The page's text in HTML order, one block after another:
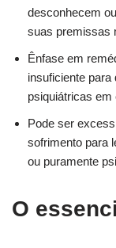
desconhecem
suas premissas
Ênfase em
insuficiente
psiquiátricas
Pode ser
sofrimento para
ou puramente
O